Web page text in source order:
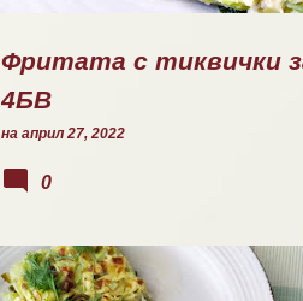
Фритата с тиквички
4БВ
на април 27, 2022
0
ОБЯД/ВЕЧЕРЯ